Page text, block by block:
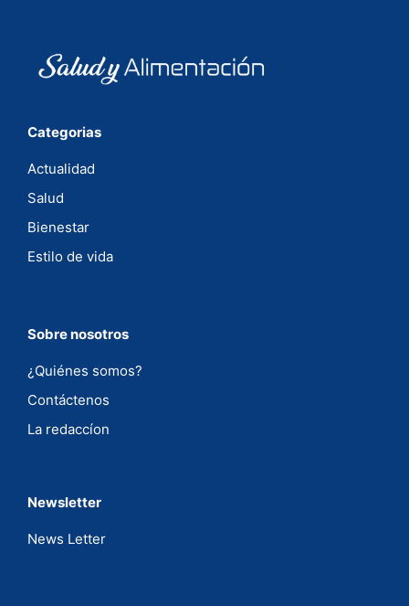
Categorias
Actualidad
Salud
Bienestar
Estilo de vida
Sobre nosotros
¿Quiénes somos?
Contáctenos
La redaccíon
Newsletter
News Letter